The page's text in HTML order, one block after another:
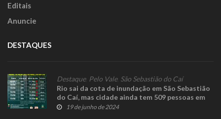
Editais
Anuncie
DESTAQUES
Destaque, Pelo Vale, São Sebastião do Caí
Rio sai da cota de inundação em São Sebastião
do Caí, mas cidade ainda tem 509 pessoas em
abrigos públicos
19 de junho de 2024